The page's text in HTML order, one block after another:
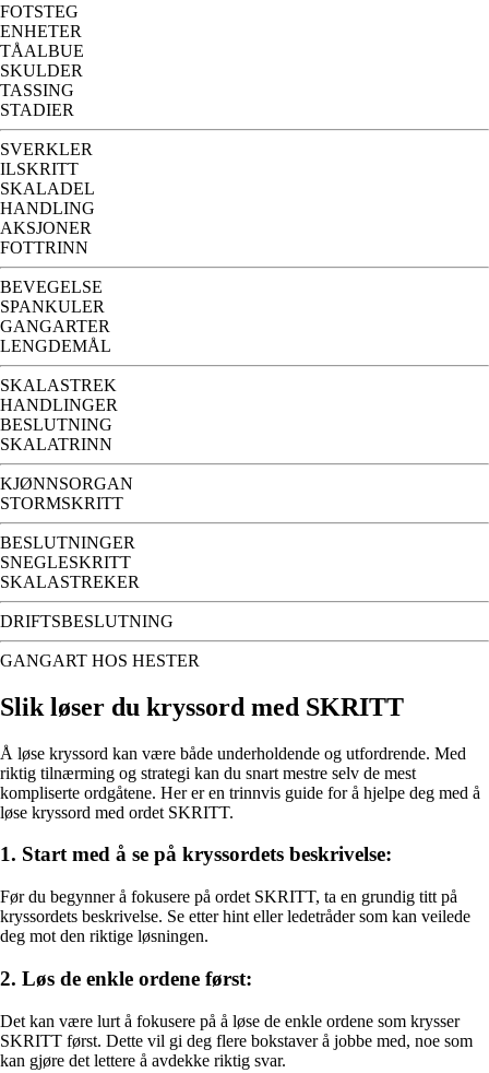
FOTSTEG
ENHETER
TÅALBUE
SKULDER
TASSING
STADIER
SVERKLER
ILSKRITT
SKALADEL
HANDLING
AKSJONER
FOTTRINN
BEVEGELSE
SPANKULER
GANGARTER
LENGDEMÅL
SKALASTREK
HANDLINGER
BESLUTNING
SKALATRINN
KJØNNSORGAN
STORMSKRITT
BESLUTNINGER
SNEGLESKRITT
SKALASTREKER
DRIFTSBESLUTNING
GANGART HOS HESTER
Slik løser du kryssord med SKRITT
Å løse kryssord kan være både underholdende og utfordrende. Med
riktig tilnærming og strategi kan du snart mestre selv de mest
kompliserte ordgåtene. Her er en trinnvis guide for å hjelpe deg med å
løse kryssord med ordet SKRITT.
1. Start med å se på kryssordets beskrivelse:
Før du begynner å fokusere på ordet SKRITT, ta en grundig titt på
kryssordets beskrivelse. Se etter hint eller ledetråder som kan veilede
deg mot den riktige løsningen.
2. Løs de enkle ordene først:
Det kan være lurt å fokusere på å løse de enkle ordene som krysser
SKRITT først. Dette vil gi deg flere bokstaver å jobbe med, noe som
kan gjøre det lettere å avdekke riktig svar.